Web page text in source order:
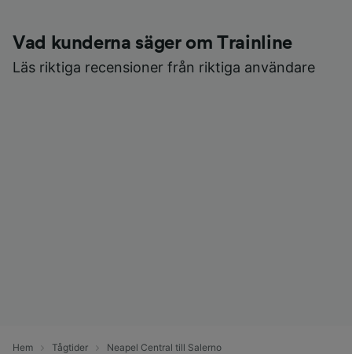
Vad kunderna säger om Trainline
Läs riktiga recensioner från riktiga användare
Hem Tågtider Neapel Central till Salerno